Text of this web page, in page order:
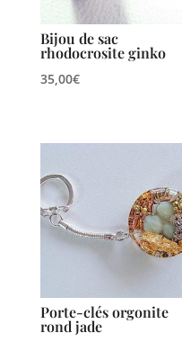
Bijou de sac
rhodocrosite ginko
35,00€
Porte-clés orgonite
rond jade